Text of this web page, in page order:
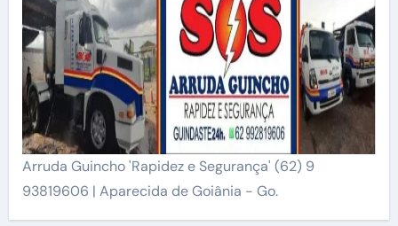
Arruda Guincho 'Rapidez e Segurança' (62) 9
93819606 | Aparecida de Goiânia - Go.